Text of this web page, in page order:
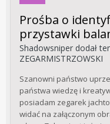
Prośba o
przystawki
Shadowsniper dodał
ZEGARMISTRZOWSKI
Szanowni państwo
państwa wiedzę i
posiadam zegarek
widać na załączonym